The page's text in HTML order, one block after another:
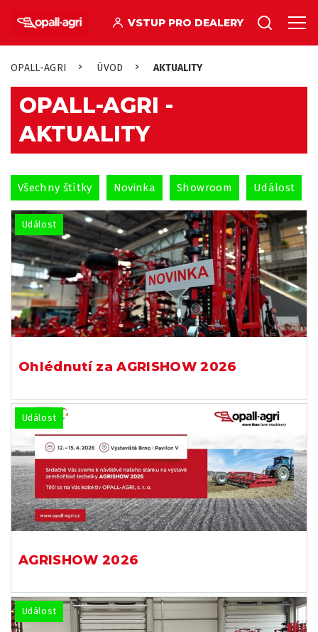
VSTUP PRO DEALERY
OPALL-AGRI ÚVOD AKTUALITY
OPALL-AGRI -
AKTUALITY
Všechny štítky Novinka Showroom Událost
Událost
Ohlédnutí za AGRISHOW 2026
Událost
AGRISHOW 2026
Událost